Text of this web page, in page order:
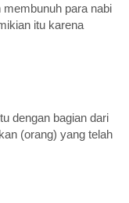
membunuh para nabi
itu karena
dengan bagian dari
(orang) yang telah